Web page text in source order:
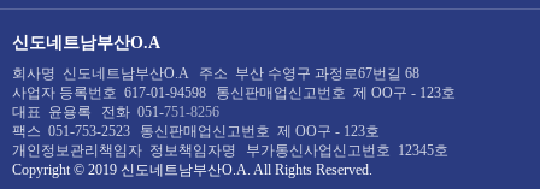
신도네트남부산O.A
회사명 신도네트남부산O.A 주소 부산 수영구 과정로67번길 68
사업자 등록번호 617-01-94598 통신판매업신고번호 제 OO구 - 123호
대표 윤용록 전화 051-751-8256
팩스 051-753-2523 통신판매업신고번호 제 OO구 - 123호
개인정보관리책임자 정보책임자명 부가통신사업신고번호 12345호
Copyright © 2019 신도네트남부산O.A. All Rights Reserved.